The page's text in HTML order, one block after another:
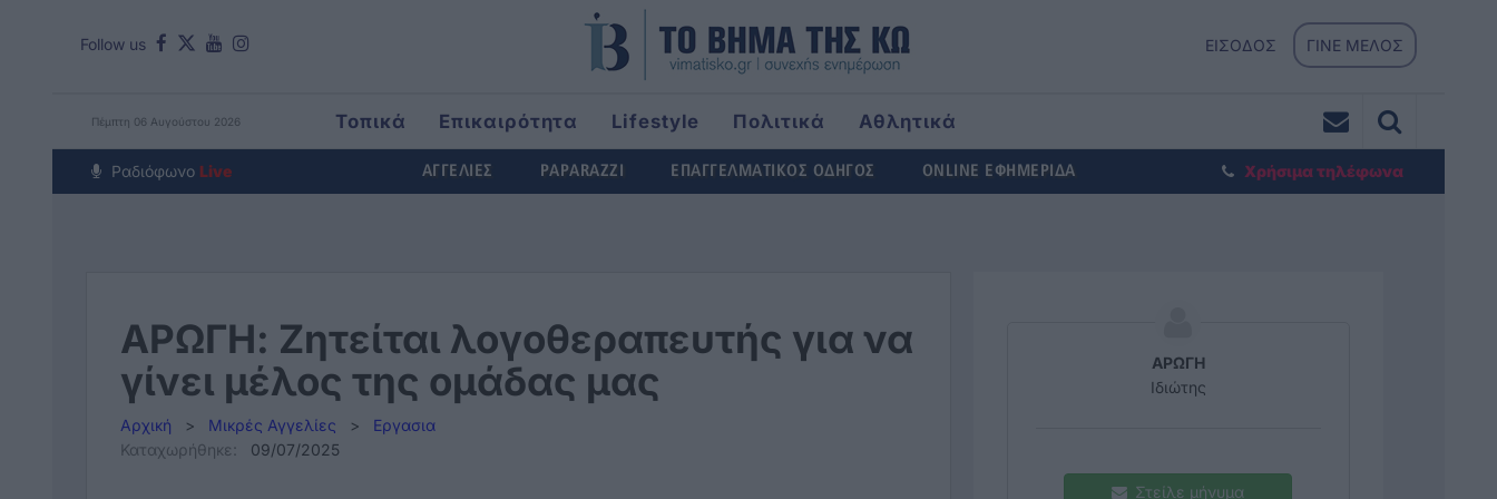
Follow us ΕΙΣΟΔΟΣ ΓΙΝΕ ΜΕΛΟΣ
Πέμπτη 06 Αυγούστου 2026 Τοπικά Επικαιρότητα Lifestyle Πολιτικά
Αθλητικά
Around The World
Ραδιόφωνο Live ΑΓΓΕΛΙΕΣ PAPARAZZI ΕΠΑΓΓΕΛΜΑΤΙΚΟΣ ΟΔΗΓΟΣ ONLINE ΕΦΗΜΕΡΙΔΑ Χρήσιμα τηλέφωνα
ΑΡΩΓΗ: Ζητείται λογοθεραπευτής για να
γίνει μέλος της ομάδας μας
Αρχική > Μικρές Αγγελίες > Εργασια
Καταχωρήθηκε:
09/07/2025
ΑΡΩΓΗ
Ιδιώτης
Στείλε μήνυμα